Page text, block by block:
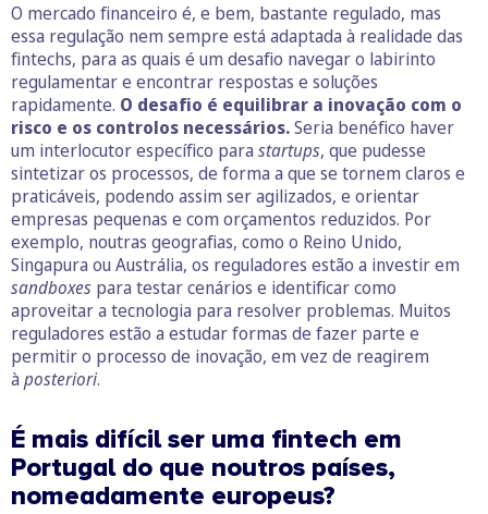
O mercado financeiro é, e bem, bastante regulado, mas
essa regulação nem sempre está adaptada à realidade das
fintechs, para as quais é um desafio navegar o labirinto
regulamentar e encontrar respostas e soluções
rapidamente. O desafio é equilibrar a inovação com o
risco e os controlos necessários.Seria benéfico haver
um interlocutor específico para startups, que pudesse
sintetizar os processos, de forma a que se tornem claros e
praticáveis, podendo assim ser agilizados, e orientar
empresas pequenas e com orçamentos reduzidos. Por
exemplo, noutras geografias, como o Reino Unido,
Singapura ou Austrália, os reguladores estão a investir em
sandboxes para testar cenários e identificar como
aproveitar a tecnologia para resolver problemas. Muitos
reguladores estão a estudar formas de fazer parte e
permitir o processo de inovação, em vez de reagirem
à posteriori.
É mais difícil ser uma fintech em
Portugal do que noutros países,
nomeadamente europeus?